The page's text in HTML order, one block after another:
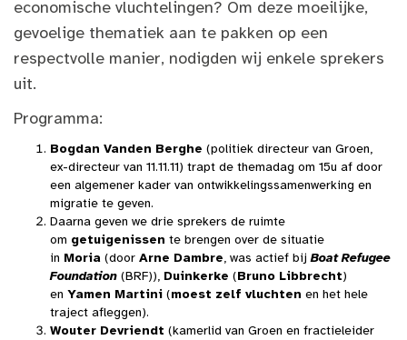
economische vluchtelingen? Om deze moeilijke,
gevoelige thematiek aan te pakken op een
respectvolle manier, nodigden wij enkele sprekers
uit.
Programma:
Bogdan Vanden Berghe (politiek directeur van Groen,
ex-directeur van 11.11.11) trapt de themadag om 15u af door
een algemener kader van ontwikkelingssamenwerking en
migratie te geven.
Daarna geven we drie sprekers de ruimte
om getuigenissen te brengen over de situatie
in Moria (door Arne Dambre, was actief bijBoat Refugee
Foundation (BRF)), Duinkerke (Bruno Libbrecht)
en Yamen Martini (moest zelf vluchten en het hele
traject afleggen).
Wouter Devriendt (kamerlid van Groen en fractieleider